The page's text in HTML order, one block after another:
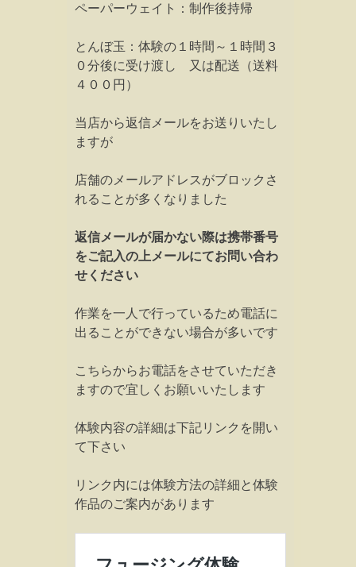
ペーパーウェイト：制作後持帰
とんぼ玉：体験の１時間～１時間３
０分後に受け渡し 又は配送（送料
４００円）
当店から返信メールをお送りいたし
ますが
店舗のメールアドレスがブロックさ
れることが多くなりました
返信メールが届かない際は携帯番号
をご記入の上メールにてお問い合わ
せください
作業を一人で行っているため電話に
出ることができない場合が多いです
こちらからお電話をさせていただき
ますので宜しくお願いいたします
体験内容の詳細は下記リンクを開い
て下さい
リンク内には体験方法の詳細と体験
作品のご案内があります